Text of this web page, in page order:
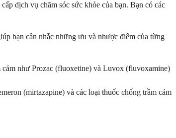
dịch vụ chăm sóc sức khỏe của bạn. Bạn có các
bạn cân nhắc những ưu và nhược điểm của từng
như Prozac (fluoxetine) và Luvox (fluvoxamine)
(mirtazapine) và các loại thuốc chống trầm cảm